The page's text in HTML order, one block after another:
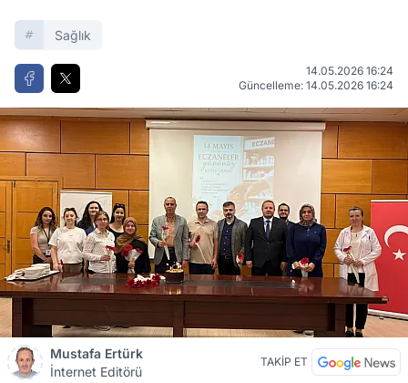
Sağlık
14.05.2026 16:24
Güncelleme: 14.05.2026 16:24
Mustafa Ertürk
İnternet Editörü
TAKİP ET